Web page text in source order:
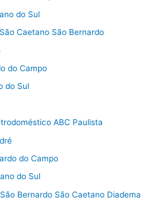
do Sul
Caetano São Bernardo
do Campo
do Sul
ABC Paulista
do Campo
do Sul
Bernardo São Caetano Diadema